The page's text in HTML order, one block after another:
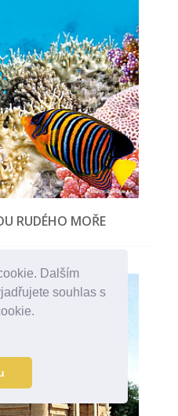
Dalším
souhlas s
RUDÉHO MOŘE